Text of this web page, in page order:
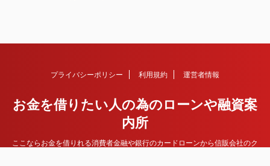
プライバシーポリシー 利用規約 運営者情報
お金を借りたい人の為のローンや融資案
内所
ここならお金を借りれる消費者金融や銀行のカードローンから信販会社のク